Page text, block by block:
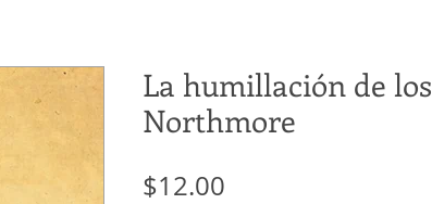
La humillación de los
Northmore
$12.00Price